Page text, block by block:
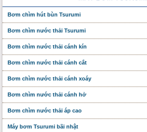
Bơm chìm hút bùn Tsurumi
Bơm chìm nước thải Tsurumi
Bơm chìm nước thải cánh kín
Bơm chìm nước thải cánh cắt
Bơm chìm nước thải cánh xoáy
Bơm chìm nước thải cánh hở
Bơm chìm nước thải áp cao
Máy bơm Tsurumi bãi nhật